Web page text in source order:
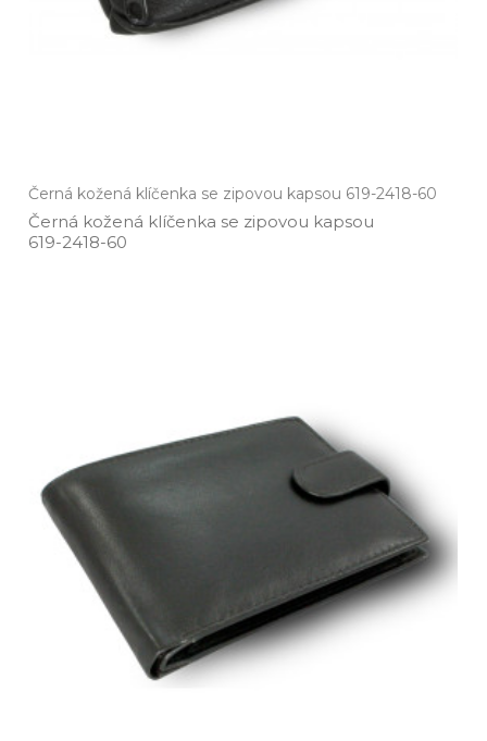
Černá kožená klíčenka se zipovou kapsou 619-2418-60
Černá kožená klíčenka se zipovou kapsou
619­-2418­-60